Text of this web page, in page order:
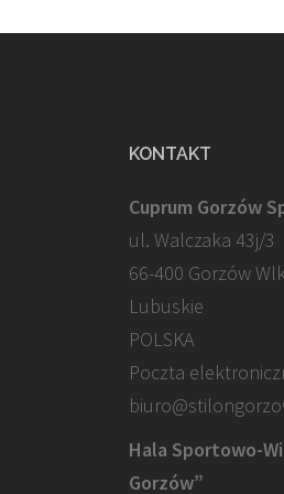
KONTAKT
Cuprum Gorzów
ul. Walczaka 43j/3
66-400 Gorzów
Lubuskie
POLSKA
Poczta
Hala Sportowo-
Gorzów”